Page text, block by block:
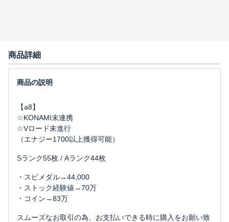
商品詳細
【a8】
☆KONAMI未連携
☆Vロード未進行
（エナジー1700以上獲得可能）
Sランク55枚 / Aランク44枚
・スピメダル→44,000
・ストック経験値→70万
・コイン→83万
スムーズなお取引の為、お支払いできる時に購入をお願い致